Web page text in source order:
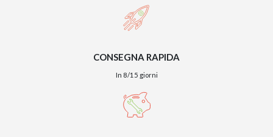
CONSEGNA RAPIDA
In 8/15 giorni